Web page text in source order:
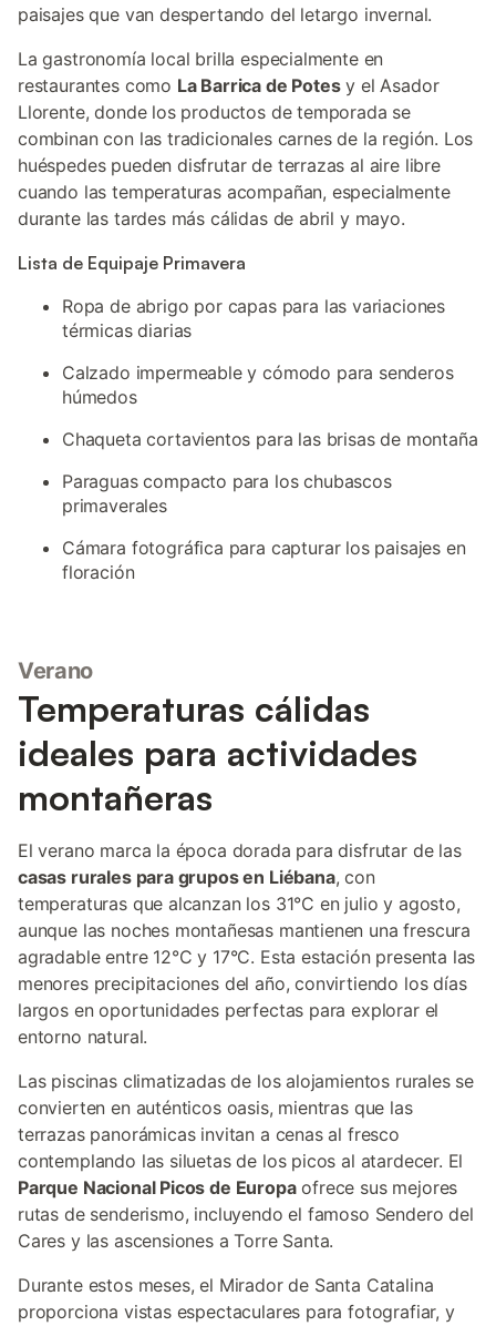
paisajes que van despertando del letargo invernal.
La gastronomía local brilla especialmente en
restaurantes como La Barrica de Potesy el Asador
Llorente, donde los productos de temporada se
combinan con las tradicionales carnes de la región. Los
huéspedes pueden disfrutar de terrazas al aire libre
cuando las temperaturas acompañan, especialmente
durante las tardes más cálidas de abril y mayo.
Lista de Equipaje Primavera
Ropa de abrigo por capas para las variaciones
térmicas diarias
Calzado impermeable y cómodo para senderos
húmedos
Chaqueta cortavientos para las brisas de montaña
Paraguas compacto para los chubascos
primaverales
Cámara fotográfica para capturar los paisajes en
floración
Verano
Temperaturas cálidas
ideales para actividades
montañeras
El verano marca la época dorada para disfrutar de las
casas rurales para grupos en Liébana, con
temperaturas que alcanzan los 31°C en julio y agosto,
aunque las noches montañesas mantienen una frescura
agradable entre 12°C y 17°C. Esta estación presenta las
menores precipitaciones del año, convirtiendo los días
largos en oportunidades perfectas para explorar el
entorno natural.
Las piscinas climatizadas de los alojamientos rurales se
convierten en auténticos oasis, mientras que las
terrazas panorámicas invitan a cenas al fresco
contemplando las siluetas de los picos al atardecer. El
Parque Nacional Picos de Europaofrece sus mejores
rutas de senderismo, incluyendo el famoso Sendero del
Cares y las ascensiones a Torre Santa.
Durante estos meses, el Mirador de Santa Catalina
proporciona vistas espectaculares para fotografiar, y